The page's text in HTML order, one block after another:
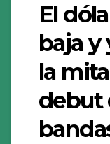
El
baja y
la
debut